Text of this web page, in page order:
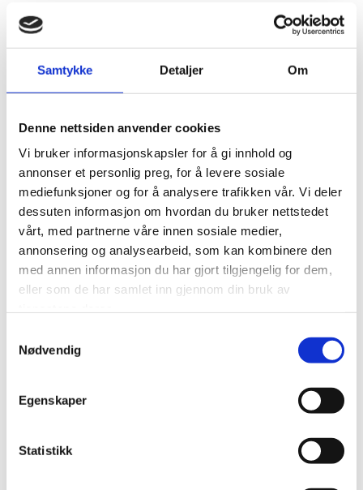
Samtykke Detaljer Om
Denne nettsiden anvender cookies
Vi bruker informasjonskapsler for å gi innhold og
annonser et personlig preg, for å levere sosiale
mediefunksjoner og for å analysere trafikken vår. Vi deler
dessuten informasjon om hvordan du bruker nettstedet
vårt, med partnerne våre innen sosiale medier,
annonsering og analysearbeid, som kan kombinere den
med annen informasjon du har gjort tilgjengelig for dem,
eller som de har samlet inn gjennom din bruk av
Nødvendig
Egenskaper
Statistikk
Arbeidsmiljøundersøkelsene bør ta for seg både
fysisk og psykososialt arbeidsmiljø. Ledelsen må
sørge for at resultatene av undersøkelsene
gjennomgås og følges opp, og det må diskuteres
hvilke tiltak som skal iverksettes for å forbedre
Arbeidsgiver bør være bevisst på hva som er
formålet med undersøkelsen, sikre personvernet for
arbeidstakerne, og unngå å bruke resultatene av
undersøkelsen mot enkeltpersoner. Unngå
arbeidsmiljøundersøkelser som fokuserer på
enkeltpersoner fremfor system og organisering.
Rapport fra Statens Arbeidsmiljøinstitutt om
Regelverk rundt arbeidsmiljøundersøkelser fra